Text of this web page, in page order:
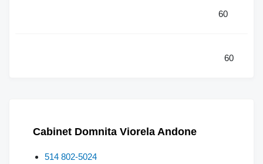
60
60
Cabinet Domnita Viorela Andone
514 802-5024